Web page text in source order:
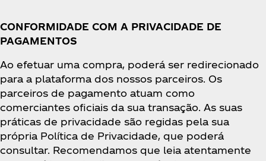
CONFORMIDADE COM A PRIVACIDADE DE
PAGAMENTOS
Ao efetuar uma compra, poderá ser redirecionado
para a plataforma dos nossos parceiros. Os
parceiros de pagamento atuam como
comerciantes oficiais da sua transação. As suas
práticas de privacidade são regidas pela sua
própria Política de Privacidade, que poderá
consultar. Recomendamos que leia atentamente